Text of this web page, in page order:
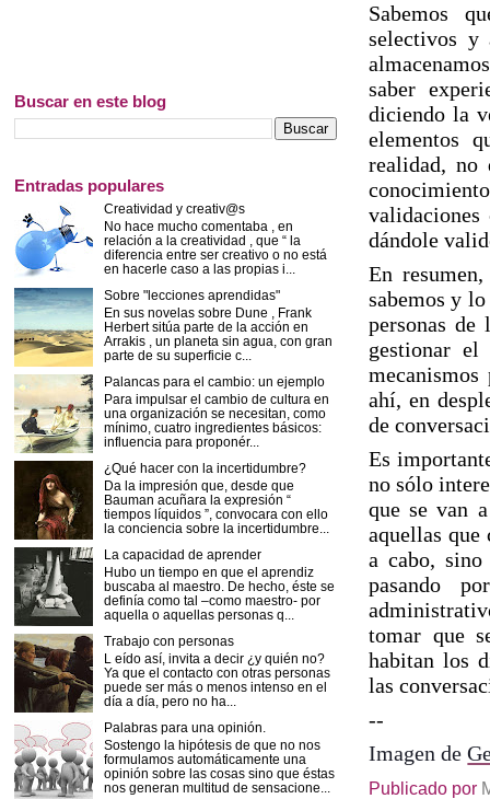
Sabemos
selectivos y
saber
diciendo la
elementos
realidad, no
dándole
En
sabemos y
personas
gestionar el
ahí, en
de
Es
no sólo
que se van
aquellas que
a cabo,
pasando
tomar que
habitan los
las
--
Imagen de
Publicado por
Buscar en este blog
Entradas populares
Creatividad y creativ@s
No hace mucho comentaba , en
relación a la creatividad , que “ la
diferencia entre ser creativo o no está
en hacerle caso a las propias i...
Sobre "lecciones aprendidas"
En sus novelas sobre Dune , Frank
Herbert sitúa parte de la acción en
Arrakis , un planeta sin agua, con gran
parte de su superficie c...
Palancas para el cambio: un ejemplo
Para impulsar el cambio de cultura en
una organización se necesitan, como
mínimo, cuatro ingredientes básicos:
influencia para proponér...
¿Qué hacer con la incertidumbre?
Da la impresión que, desde que
Bauman acuñara la expresión “
tiempos líquidos ”, convocara con ello
la conciencia sobre la incertidumbre...
La capacidad de aprender
Hubo un tiempo en que el aprendiz
buscaba al maestro. De hecho, éste se
definía como tal –como maestro- por
aquella o aquellas personas q...
Trabajo con personas
L eído así, invita a decir ¿y quién no?
Ya que el contacto con otras personas
puede ser más o menos intenso en el
día a día, pero no ha...
Palabras para una opinión.
Sostengo la hipótesis de que no nos
formulamos automáticamente una
opinión sobre las cosas sino que éstas
nos generan multitud de sensacione...